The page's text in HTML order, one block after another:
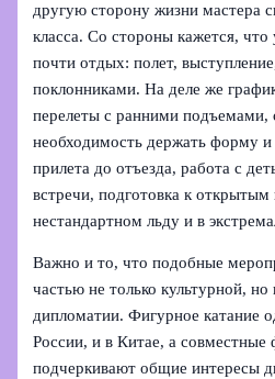
другую сторону жизни мастера
класса. Со стороны кажется, что
почти отдых: полет,
поклонниками. На деле же
перелеты с ранними подъемами,
необходимость держать форму
прилета до отъезда, работа с
встречи, подготовка к
нестандартном льду и в
Важно и то, что подобные
частью не только культурной,
дипломатии. Фигурное катание
России, и в Китае, а совместные
подчеркивают общие интересы